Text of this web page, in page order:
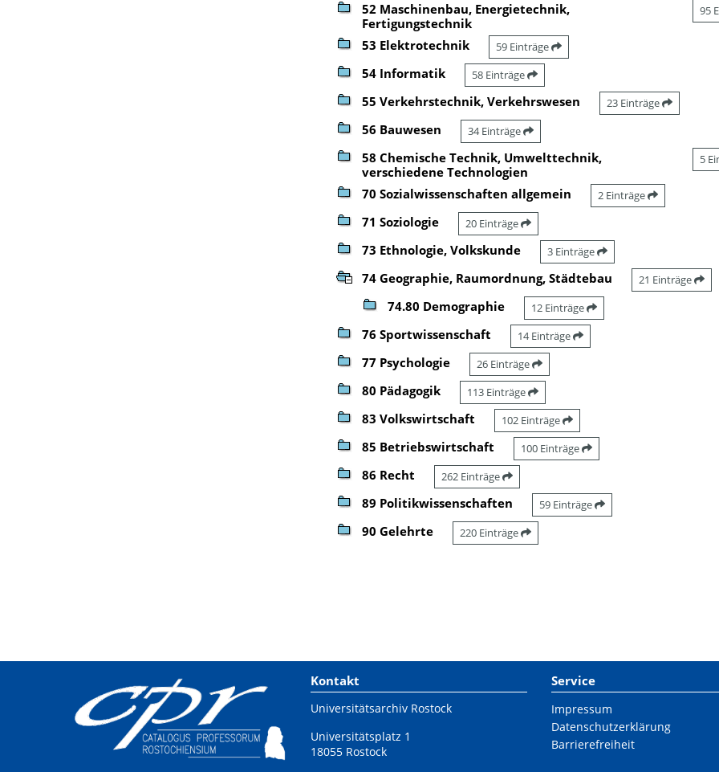
52 Maschinenbau, Energietechnik,
Fertigungstechnik
95
53 Elektrotechnik 59 Einträge
54 Informatik 58 Einträge
55 Verkehrstechnik, Verkehrswesen 23 Einträge
56 Bauwesen 34 Einträge
58 Chemische Technik, Umwelttechnik,
verschiedene Technologien
5
70 Sozialwissenschaften allgemein 2 Einträge
71 Soziologie 20 Einträge
73 Ethnologie, Volkskunde 3 Einträge
74 Geographie, Raumordnung, Städtebau 21 Einträge
74.80 Demographie 12 Einträge
76 Sportwissenschaft 14 Einträge
77 Psychologie 26 Einträge
80 Pädagogik 113 Einträge
83 Volkswirtschaft 102 Einträge
85 Betriebswirtschaft 100 Einträge
86 Recht 262 Einträge
89 Politikwissenschaften 59 Einträge
90 Gelehrte 220 Einträge
Kontakt
Universitätsarchiv Rostock
Universitätsplatz 1
18055 Rostock
Service
Impressum
Datenschutzerklärung
Barrierefreiheit